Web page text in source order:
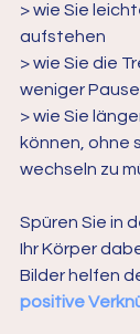
> wie Sie
aufstehen
> wie Sie die
weniger
> wie Sie
können, ohne
wechseln zu
Spüren Sie in
Ihr Körper
Bilder helfen
positive